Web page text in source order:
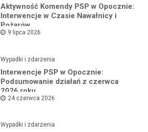
Aktywność Komendy PSP w Opocznie:
Interwencje w Czasie Nawałnicy i
Pożarów
9 lipca 2026
Wypadki i zdarzenia
Interwencje PSP w Opocznie:
Podsumowanie działań z czerwca
2026 roku
24 czerwca 2026
Wypadki i zdarzenia